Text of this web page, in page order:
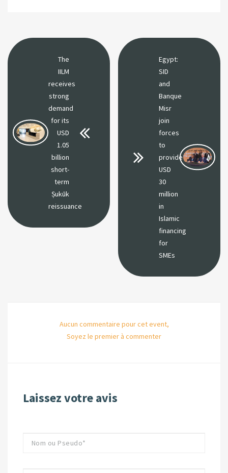
The
IILM
receives
strong
demand
for its
USD
1.05
billion
short-
term
Ṣukūk
reissuance
Egypt:
SID
and
Banque
Misr
join
forces
to
provide
USD
30
million
in
Islamic
financing
for
SMEs
Aucun commentaire pour cet event,
Soyez le premier à commenter
Laissez votre avis